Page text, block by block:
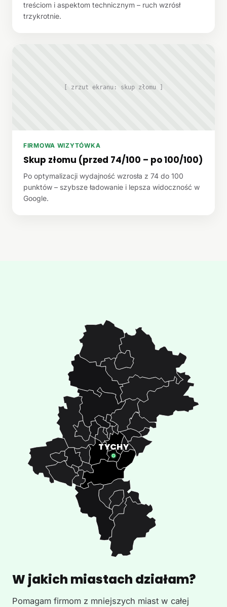
treściom i aspektom technicznym – ruch wzrósł
trzykrotnie.
[ zrzut ekranu: skup złomu ]
FIRMOWA WIZYTÓWKA
Skup złomu (przed 74/100 – po 100/100)
Po optymalizacji wydajność wzrosła z 74 do 100
punktów – szybsze ładowanie i lepsza widoczność w
Google.
W jakich miastach działam?
Pomagam firmom z mniejszych miast w całej